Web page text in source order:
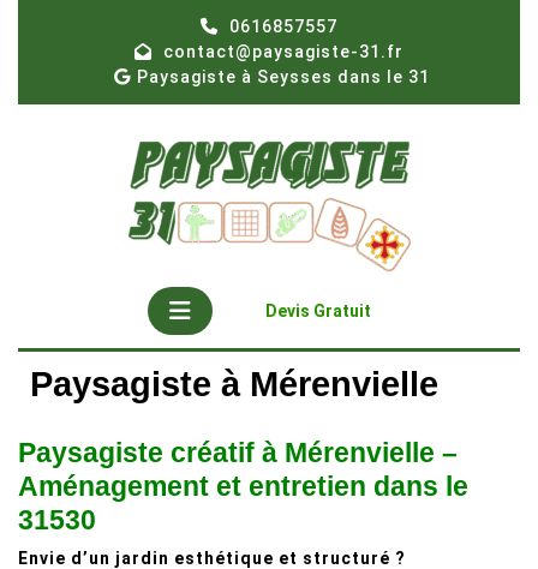
0616857557
contact@paysagiste-31.fr
Paysagiste à Seysses dans le 31
Open
Button
Devis Gratuit
Paysagiste à Mérenvielle
Paysagiste créatif à Mérenvielle –
Aménagement et entretien dans le
31530
Envie d’un jardin esthétique et structuré ?